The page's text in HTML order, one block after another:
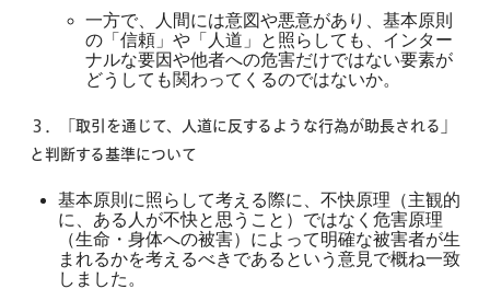
一方で、人間には意図や悪意があり、基本原則
の「信頼」や「人道」と照らしても、インター
ナルな要因や他者への危害だけではない要素が
どうしても関わってくるのではないか。
３．
「取引を通じて、人道に反するような行為が助長される」
と判断する基準について
基本原則に照らして考える際に、不快原理（主観的
に、ある人が不快と思うこと）ではなく危害原理
（生命・身体への被害）によって明確な被害者が生
まれるかを考えるべきであるという意見で概ね一致
しました。